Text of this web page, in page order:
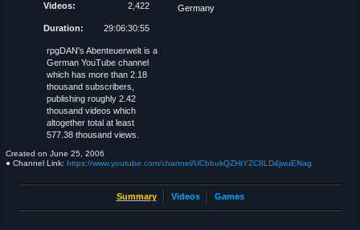
Videos: 2,422
Duration: 29:06:30:55
Germany
rpgDAN's Abenteuerwelt is a
German YouTube channel
which has more than 2.18
thousand subscribers,
publishing roughly 2.42
thousand videos which
altogether total at least
577.38 thousand views.
Created on June 25, 2006
● Channel Link: https://www.youtube.com/channel/UCbbukQZHtYZC8LD4jwuENag
Summary Videos Games